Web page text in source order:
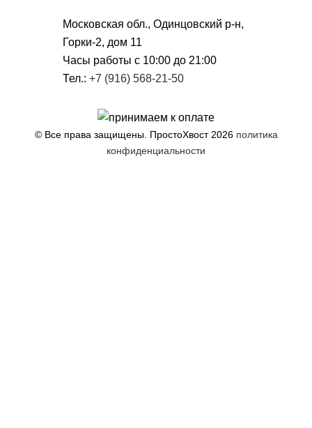
Московская обл., Одинцовский р-н,
Горки-2, дом 11
Чacы работы с 10:00 до 21:00
Тел.:+7 (916) 568-21-50
© Все права защищены. ПростоХвост2026 политика
конфиденциальности